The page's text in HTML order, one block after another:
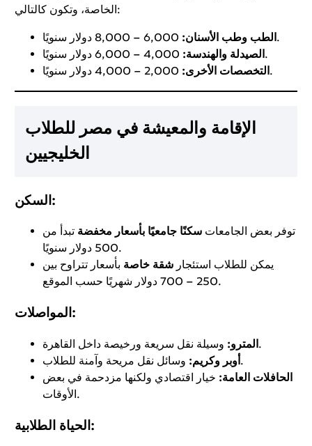
الخاصة، وتكون كالتالي:
الطب وطب الأسنان:6,000 – 8,000 دولار سنويًا.
الصيدلة والهندسة:4,000 – 6,000 دولار سنويًا.
التخصصات الأخرى:2,000 – 4,000 دولار سنويًا.
الإقامة والمعيشة في مصر للطلاب
الخليجيين
السكن:
توفر بعض الجامعات سكنًا جامعيًا بأسعار مخفضة تبدأ من
500 دولار سنويًا.
يمكن للطلاب استئجار شقة خاصة بأسعار تتراوح بين
250 – 700 دولار شهريًا حسب الموقع.
المواصلات:
المترو:وسيلة نقل سريعة ورخيصة داخل القاهرة.
أوبر وكريم:وسائل نقل مريحة وآمنة للطلاب.
الحافلات العامة: خيار اقتصادي ولكنها مزدحمة في بعض
الأوقات.
الحياة الطلابية: